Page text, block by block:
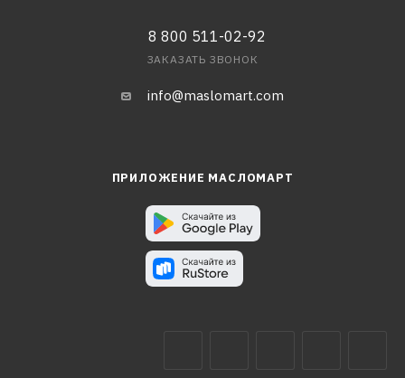
8 800 511-02-92
ЗАКАЗАТЬ ЗВОНОК
info@maslomart.com
ПРИЛОЖЕНИЕ МАСЛОМАРТ